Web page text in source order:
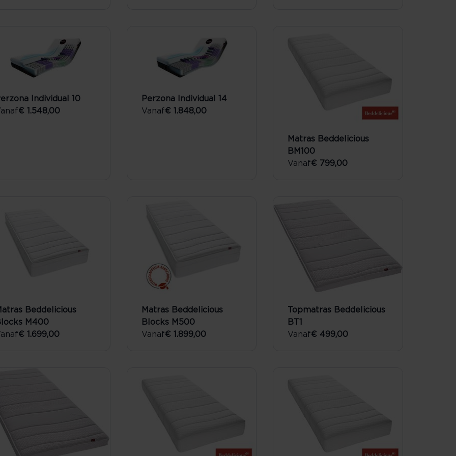
Individual 10
€ 1.548,00
Perzona Individual 14
Vanaf€ 1.848,00
Matras Beddelicious
BM100
Vanaf€ 799,00
Beddelicious
M400
€ 1.699,00
Matras Beddelicious
Blocks M500
Vanaf€ 1.899,00
Topmatras Beddelicious
BT1
Vanaf€ 499,00